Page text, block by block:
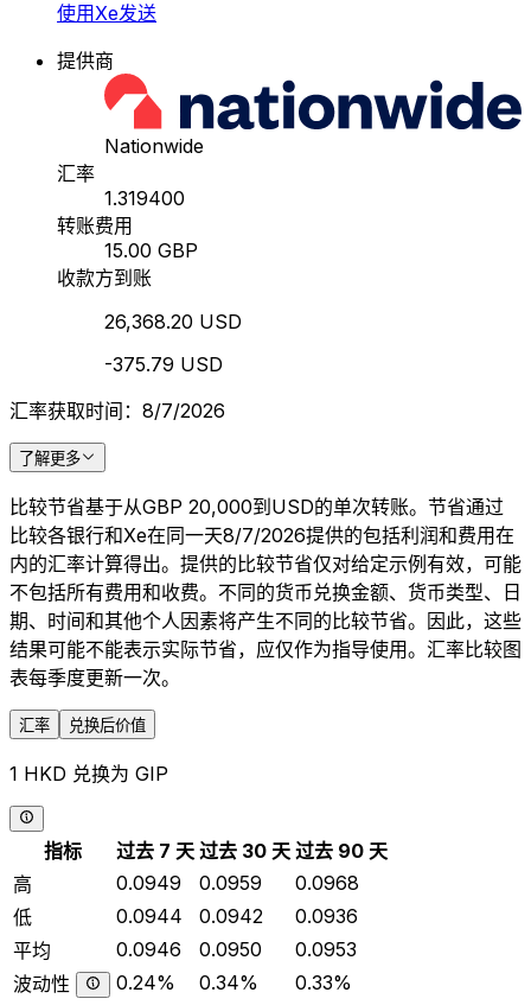
使用Xe发送
提供商
Nationwide
汇率
1.319400
转账费用
15.00 GBP
收款方到账
26,368.20 USD
-375.79 USD
汇率获取时间：8/7/2026
了解更多
比较节省基于从GBP 20,000到USD的单次转账。节省通过
比较各银行和Xe在同一天8/7/2026提供的包括利润和费用在
内的汇率计算得出。提供的比较节省仅对给定示例有效，可能
不包括所有费用和收费。不同的货币兑换金额、货币类型、日
期、时间和其他个人因素将产生不同的比较节省。因此，这些
结果可能不能表示实际节省，应仅作为指导使用。汇率比较图
表每季度更新一次。
汇率 兑换后价值
1 HKD 兑换为 GIP
指标 过去 7 天 过去 30 天 过去 90 天
高
0.0949 0.0959
0.0968
低
0.0944 0.0942
0.0936
平均
0.0946 0.0950
0.0953
波动性
0.24% 0.34% 0.33%